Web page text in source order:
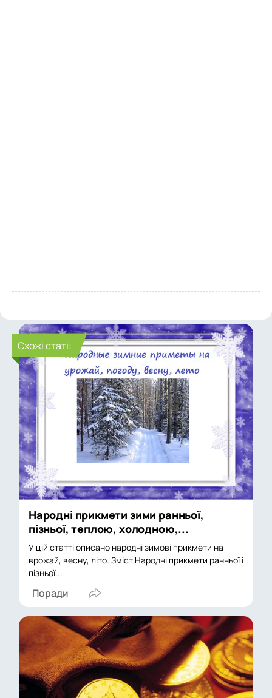
Cхожі статі:
Народні прикмети зими ранньої,
пізньої, теплою, холодною,...
У цій статті описано народні зимові прикмети на
врожай, весну, літо. Зміст Народні прикмети ранньої і
пізньої...
Поради